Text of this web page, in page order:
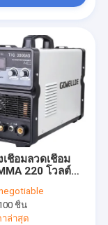
เชื่อมลวดเชื่อม
220 โวลต์
เชื่อม
ชิ้น
าล่าสุด